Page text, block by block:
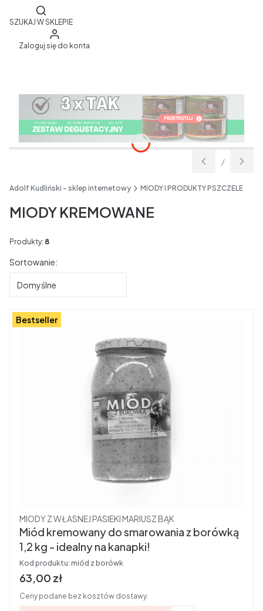
Otwórz wyszukiwarkę
SZUKAJ W SKLEPIE
Zaloguj się do konta
Slajd
/
z
Adolf Kudliński - sklep internetowy MIODY I PRODUKTY PSZCZELE
MIODY KREMOWANE
Produkty: 8
Lista produktów
Sortowanie:
Domyślne
Bestseller
Producent
MIODY Z WŁASNEJ PASIEKI MARIUSZ BĄK
Miód kremowany do smarowania z borówką
1,2 kg - idealny na kanapki!
Kod produktu: miód z borówk
Cena
63,00 zł
Ceny podane bez kosztów dostawy.